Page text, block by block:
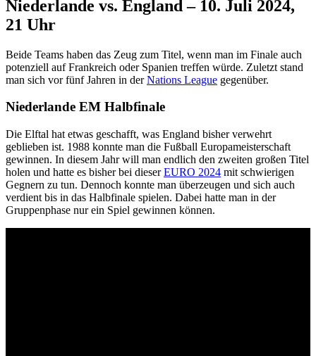
Niederlande vs. England – 10. Juli 2024,
21 Uhr
Beide Teams haben das Zeug zum Titel, wenn man im Finale auch
potenziell auf Frankreich oder Spanien treffen würde. Zuletzt stand
man sich vor fünf Jahren in derNations League gegenüber.
Niederlande EM Halbfinale
Die Elftal hat etwas geschafft, was England bisher verwehrt
geblieben ist. 1988 konnte man die Fußball Europameisterschaft
gewinnen. In diesem Jahr will man endlich den zweiten großen Titel
holen und hatte es bisher bei dieserEURO 2024 mit schwierigen
Gegnern zu tun. Dennoch konnte man überzeugen und sich auch
verdient bis in das Halbfinale spielen. Dabei hatte man in der
Gruppenphase nur ein Spiel gewinnen können.